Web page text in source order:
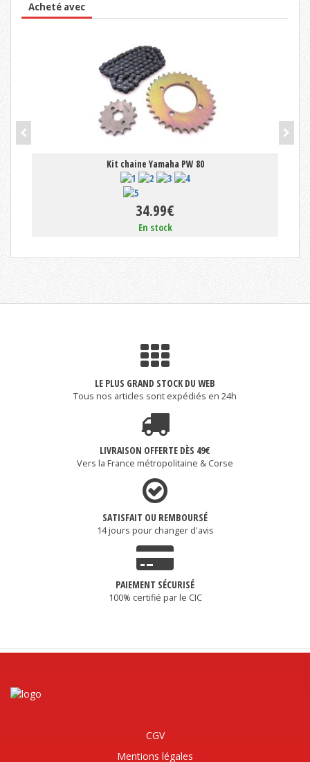
Acheté avec
Kit chaine Yamaha PW 80
34.99€
En stock
LE PLUS GRAND STOCK DU WEB
Tous nos articles sont expédiés en 24h
LIVRAISON OFFERTE DÈS 49€
Vers la France métropolitaine & Corse
SATISFAIT OU REMBOURSÉ
14 jours pour changer d'avis
PAIEMENT SÉCURISÉ
100% certifié par le CIC
CGV
Mentions légales